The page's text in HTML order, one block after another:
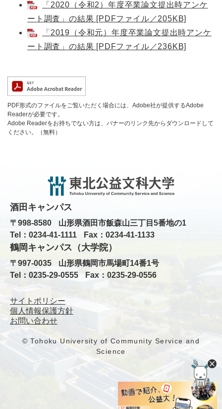
「2020（令和2）年度卒業論文提出時アンケ
ート調査」の結果 [PDFファイル／205KB]
「2019（令和元）年度卒業論文提出時アンケ
ート調査」の結果 [PDFファイル／236KB]
PDF形式のファイルをご覧いただく場合には、Adobe社が提供するAdobe
Readerが必要です。
Adobe Readerをお持ちでない方は、バナーのリンク先からダウンロードして
ください。（無料）
酒田キャンパス
〒998-8580
山形県酒田市飯森山三丁目5番地の1
Tel：0234-41-1111
Fax：0234-41-1133
鶴岡キャンパス（大学院）
〒997-0035
山形県鶴岡市馬場町14番1号
Tel：0235-29-0555
Fax：0235-29-0556
サイトポリシー
個人情報保護方針
お問い合わせ
© Tohoku University of Community Service and
Science